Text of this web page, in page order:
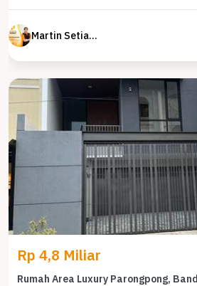
Martin Setiawan Tjandra
Rp 4,8 Miliar